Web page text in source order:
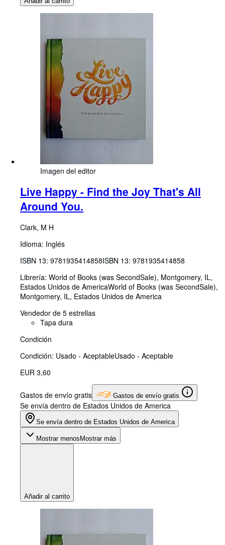
Imagen del editor
Live Happy - Find the Joy That's All
Around You.
Clark, M H
Idioma: Inglés
ISBN 13: 9781935414858ISBN 13: 9781935414858
Librería: World of Books (was SecondSale), Montgomery, IL,
Estados Unidos de AmericaWorld of Books (was SecondSale),
Montgomery, IL, Estados Unidos de America
Vendedor de 5 estrellas
Tapa dura
Condición
Condición: Usado - AceptableUsado - Aceptable
EUR 3,60
Gastos de envío gratis Gastos de envío gratis
Se envía dentro de Estados Unidos de America
Se envía dentro de Estados Unidos de America
Mostrar menos Mostrar más
Añadir al carrito